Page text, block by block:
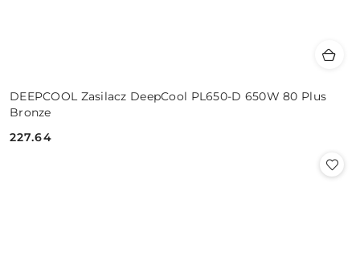
DEEPCOOL Zasilacz DeepCool PL650-D 650W 80 Plus
Bronze
Cena:
227.64